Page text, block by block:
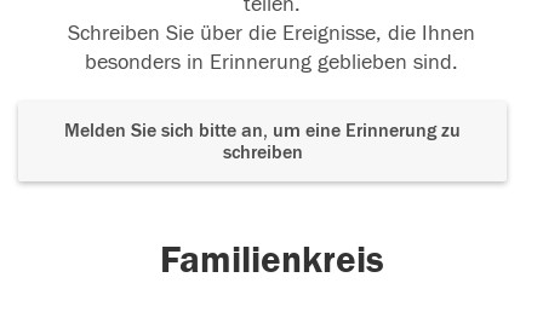
Schreiben Sie über die Ereignisse, die Ihnen
besonders in Erinnerung geblieben sind.
Melden Sie sich bitte an, um eine Erinnerung zu
schreiben
Familienkreis